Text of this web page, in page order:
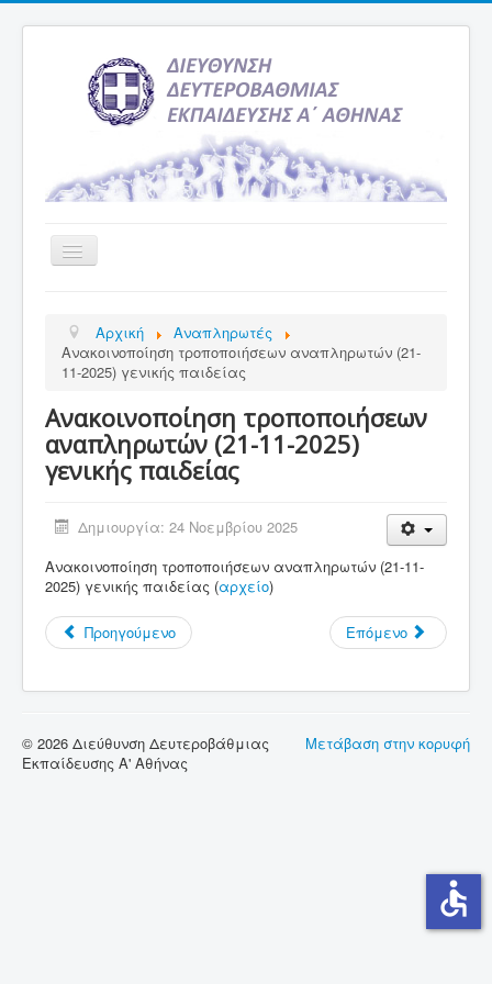
Εναλλαγή
πλοήγησης
Υπηρεσία Ενημέρωσης
Τελευταία νέα
Σχολεία
Εκδρομές
Δραστηριότητες Σχολείων
Σύνδεσμοι
Επικοινωνία
Αρχική
Αναπληρωτές
Ανακοινοποίηση τροποποιήσεων αναπληρωτών (21-
11-2025) γενικής παιδείας
Ανακοινοποίηση τροποποιήσεων
αναπληρωτών (21-11-2025)
γενικής παιδείας
Δημιουργία: 24 Νοεμβρίου 2025
Ανακοινοποίηση τροποποιήσεων αναπληρωτών (21-11-
2025) γενικής παιδείας (αρχείο)
Προηγούμενο Επόμενο
Μετάβαση στην κορυφή
© 2026 Διεύθυνση Δευτεροβάθμιας
Εκπαίδευσης Α' Αθήνας
accessible